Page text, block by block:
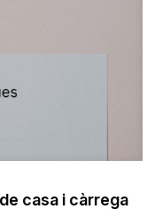
casa i càrrega